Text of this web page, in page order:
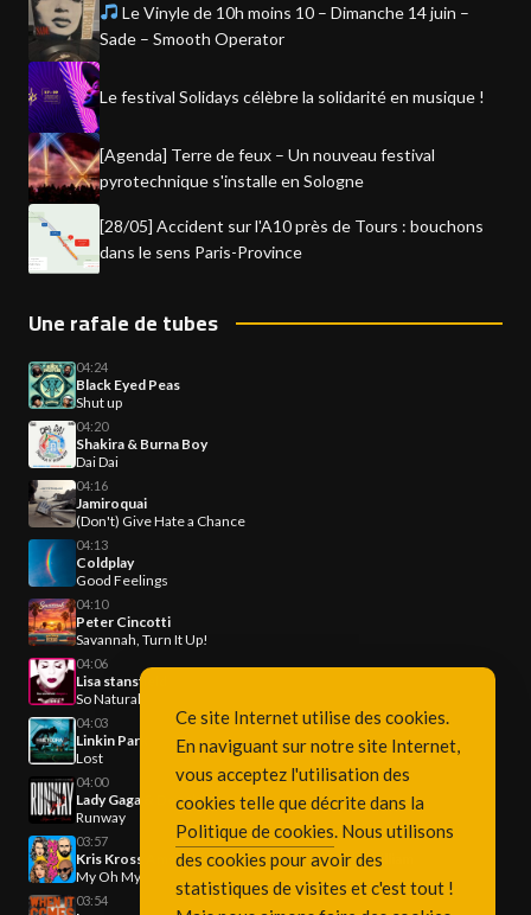
Le Vinyle de 10h moins 10 – Dimanche 14 juin –
Sade – Smooth Operator
Le festival Solidays célèbre la solidarité en musique !
[Agenda] Terre de feux – Un nouveau festival
pyrotechnique s'installe en Sologne
[28/05] Accident sur l'A10 près de Tours : bouchons
dans le sens Paris-Province
Une rafale de tubes
04:24
Black Eyed Peas
Shut up
04:20
Shakira & Burna Boy
Dai Dai
04:16
Jamiroquai
(Don't) Give Hate a Chance
04:13
Coldplay
Good Feelings
04:10
Peter Cincotti
Savannah, Turn It Up!
04:06
Lisa stansfield
So Natural
04:03
Linkin Park
Lost
04:00
Lady Gaga & Doechii
Runway
03:57
Kris Kross Amsterdam & Luisa Sonza & Willy William
My Oh My
03:54
Ce site Internet utilise des cookies.
En naviguant sur notre site Internet,
vous acceptez l'utilisation des
cookies telle que décrite dans la
Politique de cookies. Nous utilisons
des cookies pour avoir des
statistiques de visites et c'est tout !